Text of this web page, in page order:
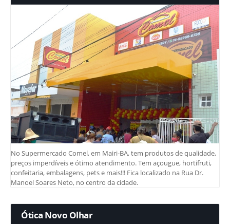
No Supermercado Comel, em Mairi-BA, tem produtos de qualidade,
preços imperdíveis e ótimo atendimento. Tem açougue, hortifruti,
confeitaria, embalagens, pets e mais!!! Fica localizado na Rua Dr.
Manoel Soares Neto, no centro da cidade.
Ótica Novo Olhar